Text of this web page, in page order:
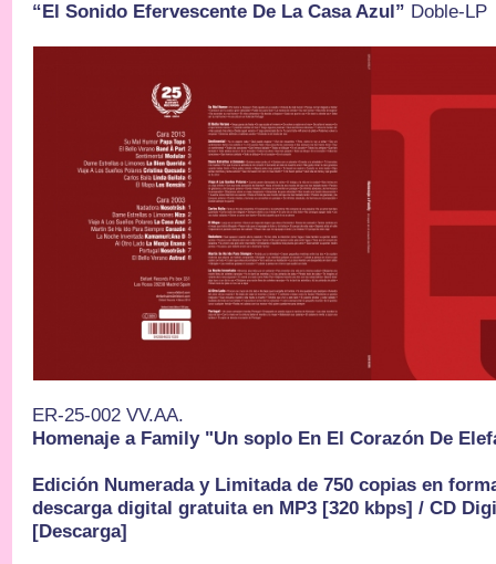
“El Sonido Efervescente De La Casa Azul” Doble-
ER-25-002 VV.AA.
Homenaje a Family "Un soplo En El Corazón De
Edición Numerada y Limitada de 750 copias en
descarga digital gratuita en MP3 [320 kbps] / CD
[Descarga]